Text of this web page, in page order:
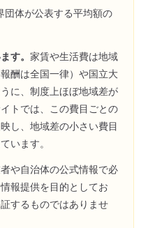
団体が公表する平均額の
す。 家賃や生活費は地域
酬は全国一律）や国立大
に、制度上ほぼ地域差が
トでは、この費目ごとの
し、地域差の小さい費目
います。
や自治体の公式情報で必
報提供を目的としてお
するものではありませ